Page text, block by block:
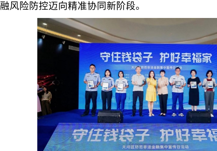
融风险防控迈向精准协同新阶段。